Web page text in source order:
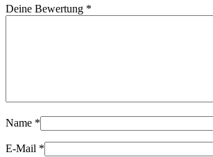
Deine Bewertung *
Name *
E-Mail *